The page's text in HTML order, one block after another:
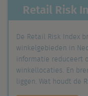
Retail Risk
De Retail Risk Index
winkelgebieden in
informatie reduceert
winkellocaties. En
liggen. Wat houdt de